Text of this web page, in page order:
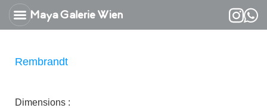
Rembrandt
Dimensions :